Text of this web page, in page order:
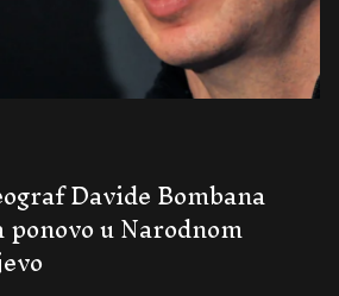
Davide Bombana
ponovo u Narodnom